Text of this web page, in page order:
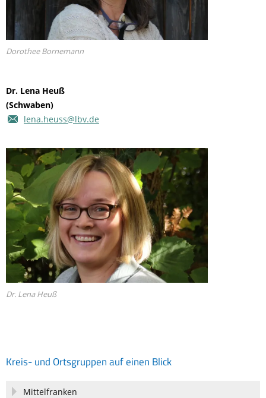
Dorothee Bornemann
Dr. Lena Heuß
(Schwaben)
lena.heuss@lbv.de
Dr. Lena Heuß
Kreis- und Ortsgruppen auf einen Blick
Navigation
Mittelfranken